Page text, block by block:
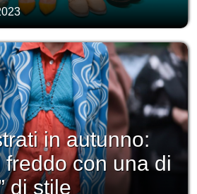
in autunno:
con una di
di stile